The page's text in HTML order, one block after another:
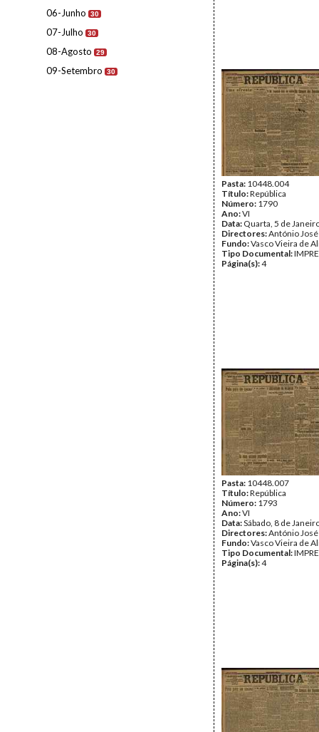
06-Junho 30
07-Julho 30
08-Agosto 29
09-Setembro 30
Pasta: 10448.004
Título:República
Número: 1790
Ano:VI
Data: Quarta, 5 de
Directores:António
Fundo:Vasco Vieira de
Tipo Documental:
Página(s):4
Pasta: 10448.007
Título:República
Número: 1793
Ano:VI
Data:Sábado, 8 de
Directores:António
Fundo:Vasco Vieira de
Tipo Documental:
Página(s):4